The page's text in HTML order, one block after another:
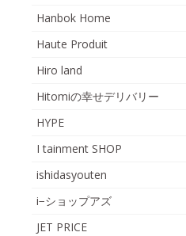
Hanbok Home
Haute Produit
Hiro land
Hitomiの幸せデリバリー
HYPE
I tainment SHOP
ishidasyouten
i−ショップアズ
JET PRICE